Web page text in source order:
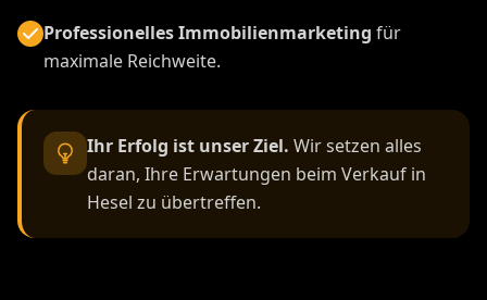
Professionelles Immobilienmarketing für
maximale Reichweite.
Ihr Erfolg ist unser Ziel. Wir setzen alles
daran, Ihre Erwartungen beim Verkauf in
Hesel zu übertreffen.